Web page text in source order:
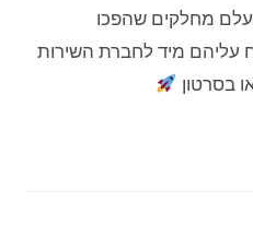
מחלקים שהפכו
עליהם מיד לחברת השירות
בסרטון